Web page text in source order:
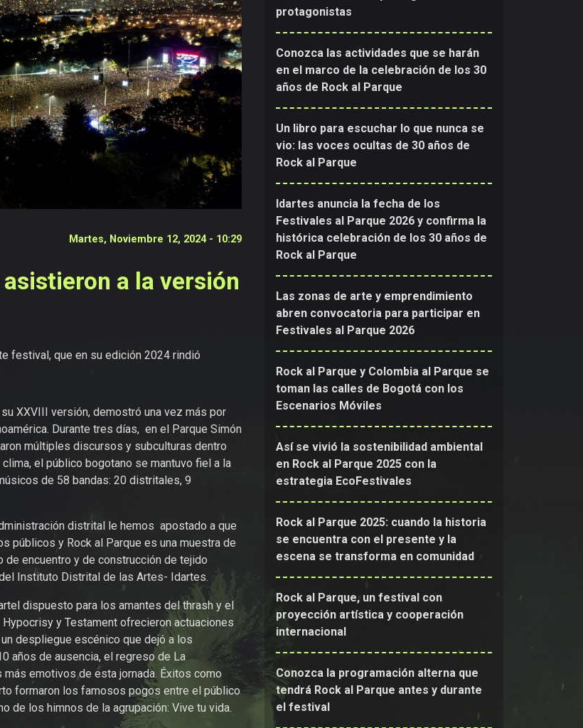
Martes, Noviembre 12, 2024 - 10:29
a la versión
festival, que en su edición 2024 rindió
XXVIII versión, demostró una vez más por
Durante tres días, en el Parque Simón
múltiples discursos y subculturas dentro
el público bogotano se mantuvo fiel a la
de 58 bandas: 20 distritales, 9
distrital le hemos apostado a que
públicos y Rock al Parque es una muestra de
encuentro y de construcción de tejido
del Instituto Distrital de las Artes- Idartes.
dispuesto para los amantes del thrash y el
y Testament ofrecieron actuaciones
despliegue escénico que dejó a los
años de ausencia, el regreso de La
emotivos de esta jornada. Éxitos como
formaron los famosos pogos entre el público
de los himnos de la agrupación: Vive tu vida.
protagonistas
Conozca las actividades que se harán
en el marco de la celebración de los 30
años de Rock al Parque
Un libro para escuchar lo que nunca se
vio: las voces ocultas de 30 años de
Rock al Parque
Idartes anuncia la fecha de los
Festivales al Parque 2026 y confirma la
histórica celebración de los 30 años de
Rock al Parque
Las zonas de arte y emprendimiento
abren convocatoria para participar en
Festivales al Parque 2026
Rock al Parque y Colombia al Parque se
toman las calles de Bogotá con los
Escenarios Móviles
Así se vivió la sostenibilidad ambiental
en Rock al Parque 2025 con la
estrategia EcoFestivales
Rock al Parque 2025: cuando la historia
se encuentra con el presente y la
escena se transforma en comunidad
Rock al Parque, un festival con
proyección artística y cooperación
internacional
Conozca la programación alterna que
tendrá Rock al Parque antes y durante
el festival